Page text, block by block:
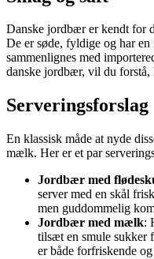
Danske jordbær er kendt for
De er søde, fyldige og har
sammenlignes med
danske jordbær, vil du forstå,
Serveringsforslag
En klassisk måde at nyde
mælk. Her er et par
Jordbær med
server med en skål
men guddommelig
Jordbær med mælk:
tilsæt en smule sukker
er både forfriskende